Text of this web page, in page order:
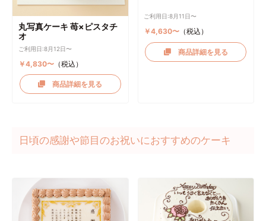
丸写真ケーキ 苺×ピスタチ
オ
ご利用日:8月12日〜
￥4,830〜（税込）
商品詳細を見る
ご利用日:8月11日〜
￥4,630〜 （税込）
商品詳細を見る
日頃の感謝や節目のお祝いにおすすめのケーキ